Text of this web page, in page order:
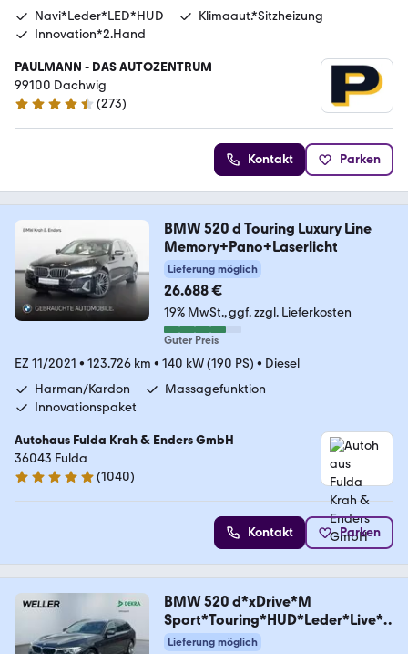
Navi*Leder*LED*HUD
Klimaaut.*Sitzheizung
Innovation*2.Hand
PAULMANN - DAS AUTOZENTRUM
99100 Dachwig
4.5 Sterne
(273)
Kontakt Parken
BMW 520 d Touring Luxury Line
Memory+Pano+Laserlicht
Lieferung möglich
26.688 €
19% MwSt. ggf. zzgl. Lieferkosten
Guter Preis
EZ 11/2021 • 123.726 km • 140 kW (190 PS) • Diesel
Harman/Kardon
Massagefunktion
Innovationspaket
Autohaus Fulda Krah & Enders GmbH
36043 Fulda
5 Sterne
(1040)
Kontakt Parken
BMW 520 d*xDrive*M
Sport*Touring*HUD*Leder*Live*P
DC*
Lieferung möglich